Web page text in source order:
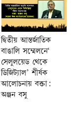
দ্বিতীয় আন্তর্জাতিক
বাঙালি সম্মেলনে‘
সেলুলয়েড থেকে
ডিজিট্যাল’ শীর্ষক
আলোচনায় বক্তা:
অঞ্জন বসু